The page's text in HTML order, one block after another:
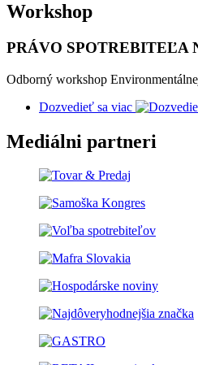
Workshop
PRÁVO SPOTREBITEĽA
Odborný workshop
Dozvedieť sa viac
Mediálni partneri